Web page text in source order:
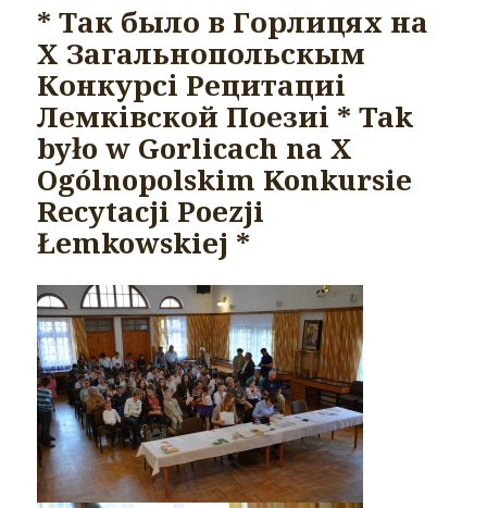
* Так было в Горлицях на
Х Загальнопольскым
Конкурсі Рецитациі
Лемківской Поезиі * Tak
było w Gorlicach na X
Ogólnopolskim Konkursie
Recytacji Poezji
Łemkowskiej *